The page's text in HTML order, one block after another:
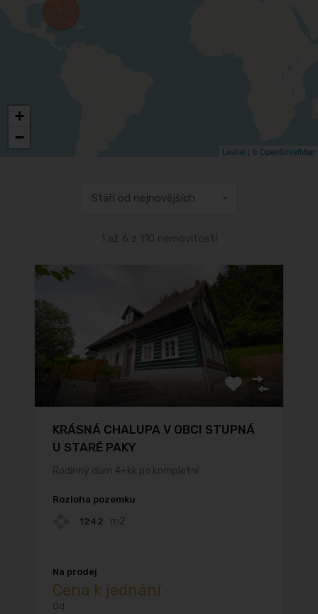
+
−
Leaflet | © OpenStreetMap
Stáří od nejnovějších
KRÁSNÁ CHALUPA V OBCI STUPNÁ
U STARÉ PAKY
Rodinný dům 4+kk po kompletní…
Rozloha pozemku
1242 m2
Na prodej
Cena k jednání
Od